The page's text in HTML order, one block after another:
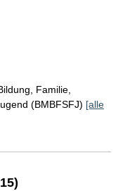
Familie,
(BMBFSFJ) [alle